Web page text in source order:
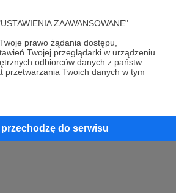
ZAAWANSOWANE".
prawo żądania dostępu,
Twojej przeglądarki w urządzeniu
odbiorców danych z państw
przetwarzania Twoich danych w tym
do serwisu
FAQ
Kontakt z zespołem Patronite